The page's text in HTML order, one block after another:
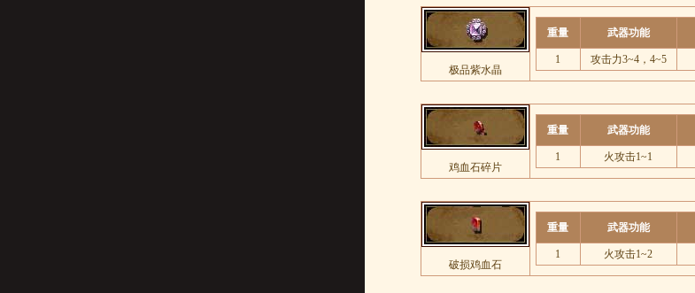
极品紫水晶
重量 武器功能
1 攻击力3~4，4~5
鸡血石碎片
重量 武器功能
1 火攻击1~1
破损鸡血石
重量 武器功能
1 火攻击1~2